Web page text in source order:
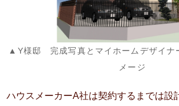
▲Y様邸 完成写真とマイホームデザイナ
メージ
ハウスメーカーA社は契約するまでは設